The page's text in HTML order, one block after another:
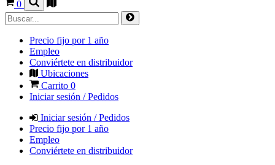
0
Precio fijo por 1 año
Empleo
Conviértete en distribuidor
Ubicaciones
Carrito 0
Iniciar sesión / Pedidos
Iniciar sesión / Pedidos
Precio fijo por 1 año
Empleo
Conviértete en distribuidor